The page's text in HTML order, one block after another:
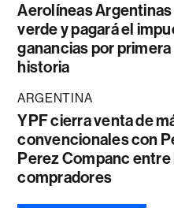
Aerolíneas Argentinas
verde y pagará el
ganancias por primera
historia
ARGENTINA
YPF cierra venta de
convencionales con
Perez Companc entre
compradores